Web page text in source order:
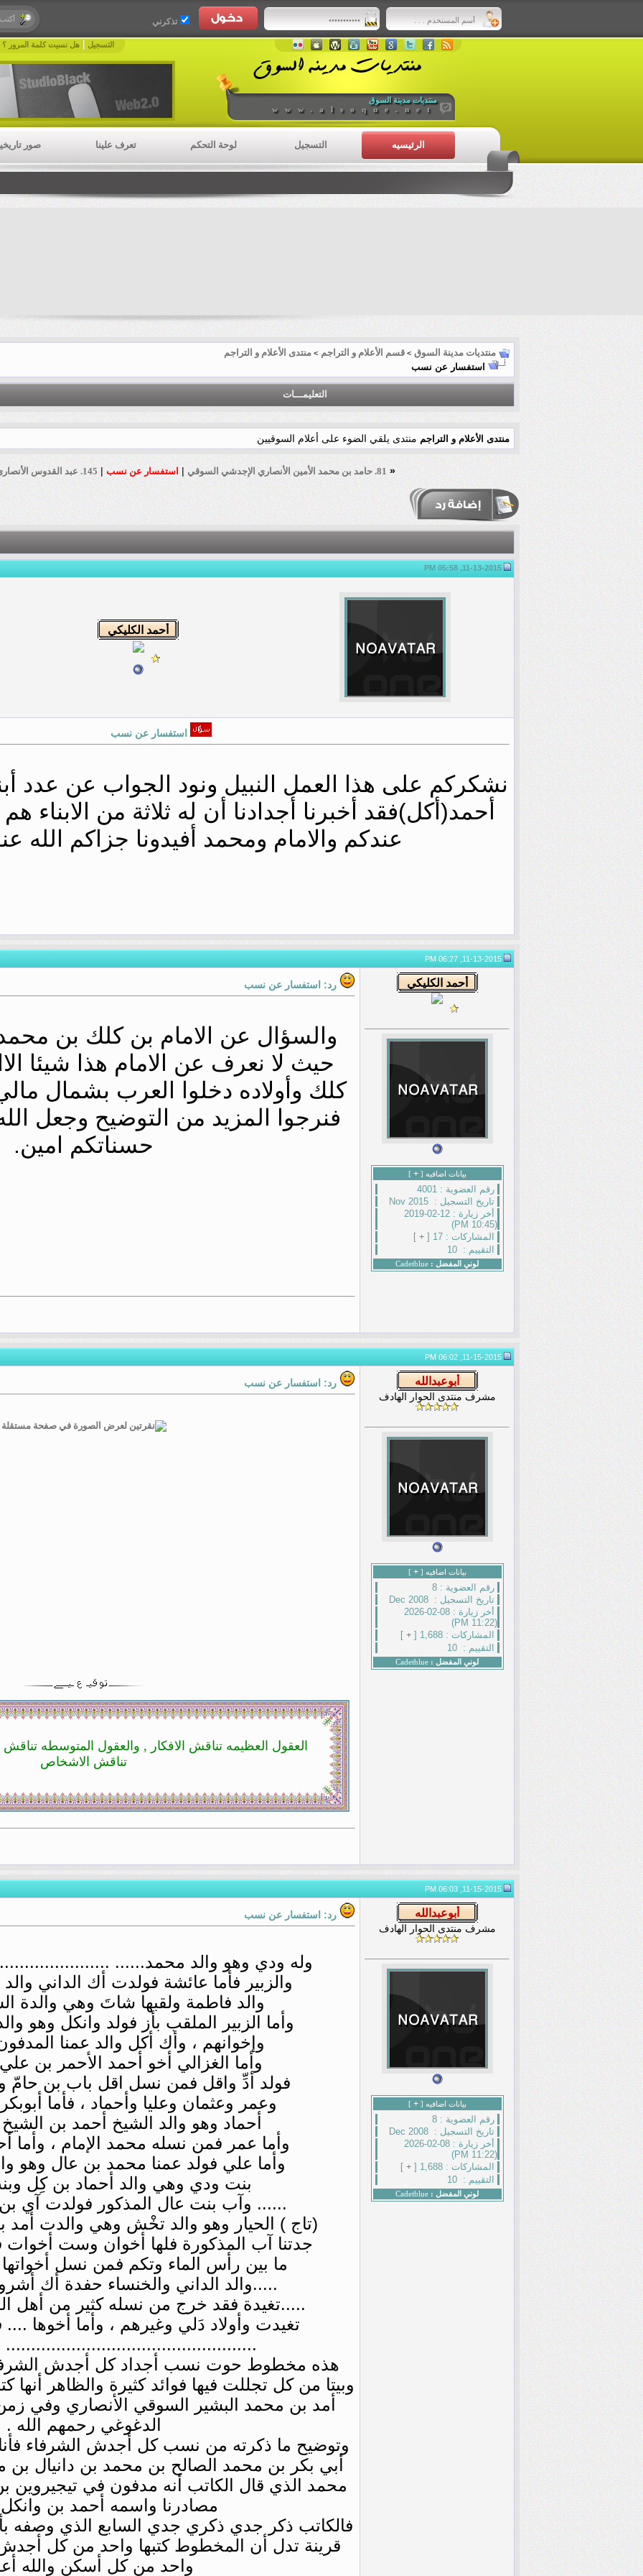
تذكرني
التسجيل هل نسيت كلمة المرور ؟
منتديات مدينة السوق
www.alsoque.net
الرئيسيه التسجيل لوحة التحكم تعرف علينا صور
منتديات مدينة السوق > قسم الأعلام و التراجم > منتدى الأعلام و التراجم
استفسار عن نسب
التعليمـــات
منتدى الأعلام و التراجم منتدى يلقي الضوء على أعلام السوقيين
« 81. حامد بن محمد الأمين الأنصاري الإجدشي السوقي | استفسار عن نسب | 145. عبد القدوس الأنصاري اليحيوي المدني
11-13-2015, 05:58 PM
استفسار عن نسب
نشكركم على هذا العمل النبيل ونود الجواب عن عدد
أحمد(أكل)فقد أخبرنا أجدادنا أن له ثلاثة من الابناء
عندكم والامام ومحمد أفيدونا جزاكم الله
بيانات اضافيه [+
]
رقم العضوية : 4001
تاريخ التسجيل :Nov 2015
أخر زيارة :
12-02-2019
(10:45 PM)
المشاركات : 17 [
+
]
التقييم :10
لوني المفضل : Cadetblue
رد: استفسار عن نسب
والسؤال عن الامام بن كلك بن
حيث لا نعرف عن الامام هذا شيئا
كلك وأولاده دخلوا العرب بشمال
فنرجوا المزيد من التوضيح وجعل
حسناتكم امين.
مشرف منتدى الحوار الهادف
بيانات اضافيه [+
]
رقم العضوية : 8
تاريخ التسجيل :Dec 2008
أخر زيارة :
08-02-2026
(11:22 PM)
المشاركات : 1,688 [
+
]
التقييم :10
لوني المفضل : Cadetblue
رد: استفسار عن نسب
العقول العظيمه تناقش الافكار , والعقول المتوسطه
تناقش الاشخاص
مشرف منتدى الحوار الهادف
بيانات اضافيه [+
]
رقم العضوية : 8
تاريخ التسجيل :Dec 2008
أخر زيارة :
08-02-2026
(11:22 PM)
المشاركات : 1,688 [
+
]
التقييم :10
لوني المفضل : Cadetblue
رد: استفسار عن نسب
وله ودي وهو والد محمد......
والزبير فأما عائشة فولدت أك الداني
والد فاطمة ولقبها شاتَ وهي والدة
وأما الزبير الملقب بأز فولد وانكل وهو
وإخوانهم ، وأك أكل والد عمنا
وأما الغزالي أخو أحمد الأحمر بن
فولد أدِّ واقل فمن نسل اقل باب بن حامّ
وعمر وعثمان وعليا وأحماد ، فأما
أحماد وهو والد الشيخ أحمد بن
وأما عمر فمن نسله محمد الإمام ، وأما
وأما علي فولد عمنا محمد بن عال وهو
بنت ودي وهي والد أحماد بن كِل
...... وآب بنت عال المذكور فولدت آي
(تاج ) الحيار وهو والد تخْش وهي والدت أمد
جدتنا آب المذكورة فلها أخوان وست
ما بين رأس الماء وتكم فمن نسل أخواتها
.....والد الداني والخنساء حفدة أك
.....تغيدة فقد خرج من نسله كثير من أهل
تغيدت وأولاد دَلي وغيرهم ، وأما أخوها
..................
هذه مخطوط حوت نسب أجداد كل أجدش
وبيتا من كل تجللت فيها فوائد كثيرة والظاهر
أمد بن محمد البشير السوقي الأنصاري وفي
الدغوغي رحمهم الله .
وتوضيح ما ذكرته من نسب كل أجدش الشرفاء
أبي بكر بن محمد الصالح بن محمد بن دانيال
محمد الذي قال الكاتب أنه مدفون في
مصادرنا واسمه أحمد بن
فالكاتب ذكر جدي ذكري جدي السابع الذي وصفه
قرينة تدل أن المخطوط كتبها واحد من كل أجدش
واحد من كل أسكن والله